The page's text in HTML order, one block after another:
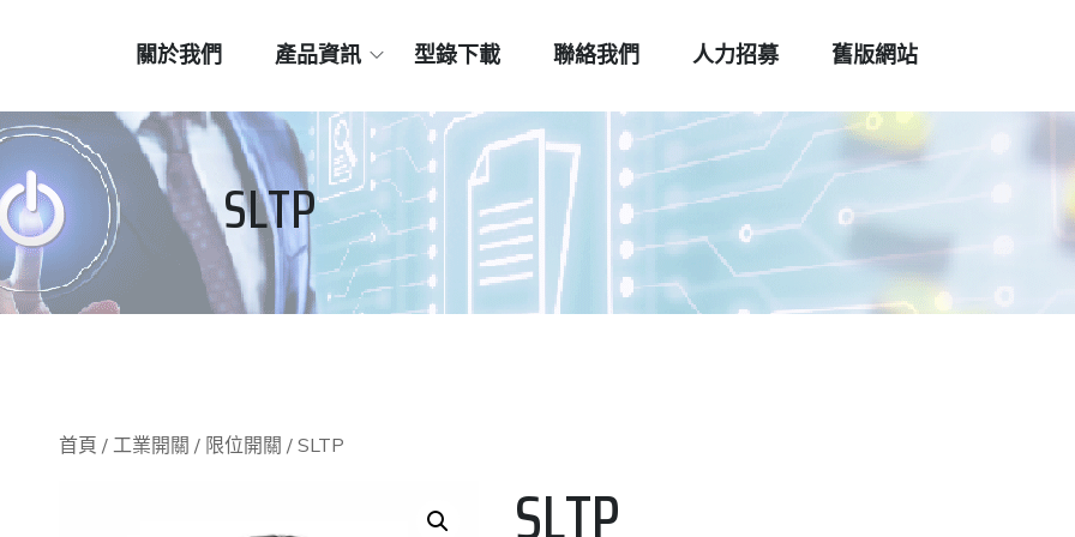
關於我們 產品資訊 型錄下載 聯絡我們 人力招募 舊版網站
SLTP
首頁 / 工業開關 / 限位開關 / SLTP